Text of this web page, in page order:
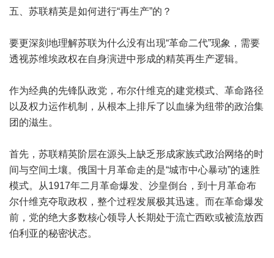
五、苏联精英是如何进行“再生产”的？
要更深刻地理解苏联为什么没有出现“革命二代”现象，需要
透视苏维埃政权在自身演进中形成的精英再生产逻辑。
作为经典的先锋队政党，布尔什维克的建党模式、革命路径
以及权力运作机制，从根本上排斥了以血缘为纽带的政治集
团的滋生。
首先，苏联精英阶层在源头上缺乏形成家族式政治网络的时
间与空间土壤。俄国十月革命走的是“城市中心暴动”的速胜
模式。从1917年二月革命爆发、沙皇倒台，到十月革命布
尔什维克夺取政权，整个过程发展极其迅速。而在革命爆发
前，党的绝大多数核心领导人长期处于流亡西欧或被流放西
伯利亚的秘密状态。